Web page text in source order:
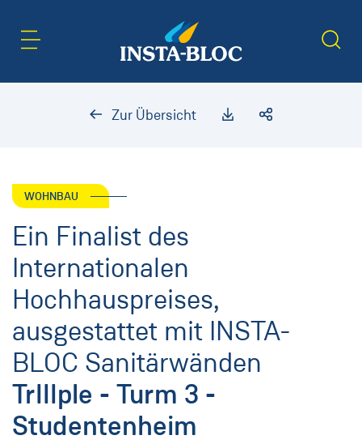
Zur Übersicht
WOHNBAU
Ein Finalist des
Internationalen
Hochhauspreises,
ausgestattet mit INSTA-
BLOC Sanitärwänden
TrIIIple - Turm 3 -
Studentenheim